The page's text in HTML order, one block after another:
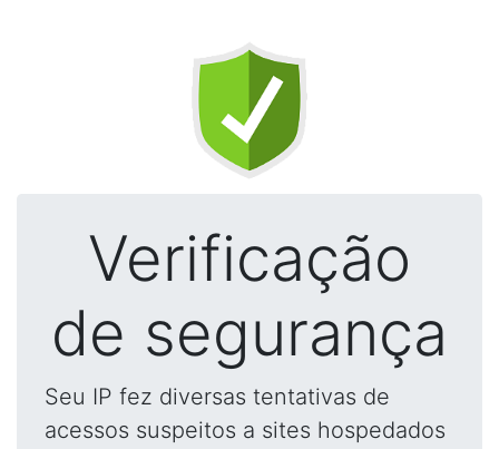
Verificação
de segurança
Seu IP fez diversas tentativas de
acessos suspeitos a sites hospedados